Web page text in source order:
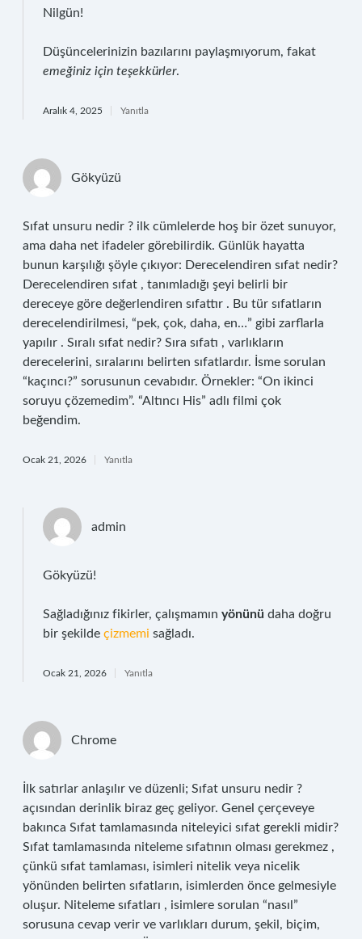
Nilgün!
Düşüncelerinizin bazılarını paylaşmıyorum, fakat
emeğiniz için teşekkürler.
Aralık 4, 2025 Yanıtla
Gökyüzü
Sıfat unsuru nedir ? ilk cümlelerde hoş bir özet sunuyor,
ama daha net ifadeler görebilirdik. Günlük hayatta
bunun karşılığı şöyle çıkıyor: Derecelendiren sıfat nedir?
Derecelendiren sıfat , tanımladığı şeyi belirli bir
dereceye göre değerlendiren sıfattır . Bu tür sıfatların
derecelendirilmesi, “pek, çok, daha, en…” gibi zarflarla
yapılır . Sıralı sıfat nedir? Sıra sıfatı , varlıkların
derecelerini, sıralarını belirten sıfatlardır. İsme sorulan
“kaçıncı?” sorusunun cevabıdır. Örnekler: “On ikinci
soruyu çözemedim”. “Altıncı His” adlı filmi çok
beğendim.
Ocak 21, 2026 Yanıtla
admin
Gökyüzü!
Sağladığınız fikirler, çalışmamın yönünü daha doğru
bir şekilde çizmemi sağladı.
Ocak 21, 2026 Yanıtla
Chrome
İlk satırlar anlaşılır ve düzenli; Sıfat unsuru nedir ?
açısından derinlik biraz geç geliyor. Genel çerçeveye
bakınca Sıfat tamlamasında niteleyici sıfat gerekli midir?
Sıfat tamlamasında niteleme sıfatının olması gerekmez ,
çünkü sıfat tamlaması, isimleri nitelik veya nicelik
yönünden belirten sıfatların, isimlerden önce gelmesiyle
oluşur. Niteleme sıfatları , isimlere sorulan “nasıl”
sorusuna cevap verir ve varlıkları durum, şekil, biçim,